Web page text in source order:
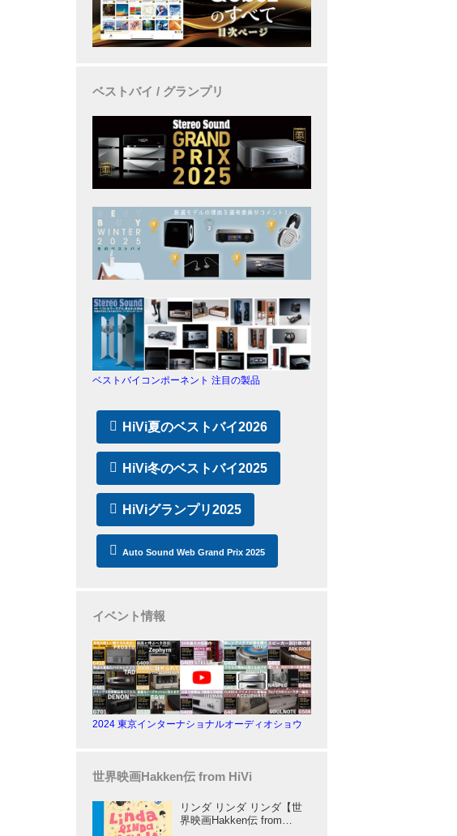
ベストバイ / グランプリ
ベストバイコンポーネント 注目の製品
HiVi夏のベストバイ2026
HiVi冬のベストバイ2025
HiViグランプリ2025
Auto Sound Web Grand Prix 2025
イベント情報
2024 東京インターナショナルオーディオショウ
世界映画Hakken伝 from HiVi
リンダ リンダ リンダ【世
界映画Hakken伝 from